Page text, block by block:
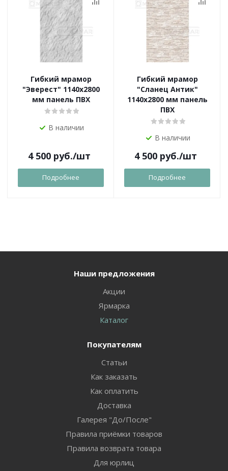
Гибкий мрамор
"Эверест" 1140х2800
мм панель ПВХ
В наличии
4 500руб./шт
Подробнее
Гибкий мрамор
"Сланец Антик"
1140х2800 мм панель
ПВХ
В наличии
4 500руб./шт
Подробнее
Наши предложения
Акции
Ярмарка
Каталог
Покупателям
Статьи
Как заказать
Как оплатить
Доставка
Галерея "До/После"
Правила приёмки товаров
Правила возврата товара
Для юрлиц